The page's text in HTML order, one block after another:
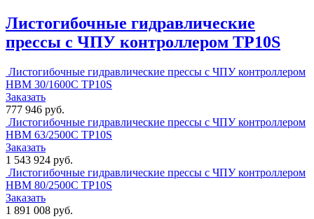
Листогибочные гидравлические
прессы с ЧПУ контроллером TP10S
Листогибочные гидравлические прессы с ЧПУ контроллером
HBM 30/1600C TP10S
Заказать
777 946 руб.
Листогибочные гидравлические прессы с ЧПУ контроллером
HBM 63/2500C TP10S
Заказать
1 543 924 руб.
Листогибочные гидравлические прессы с ЧПУ контроллером
HBM 80/2500C TP10S
Заказать
1 891 008 руб.